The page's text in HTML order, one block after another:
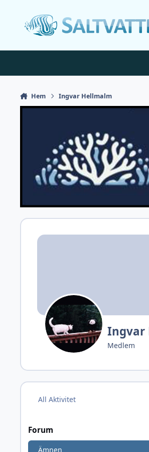
Hem Ingvar Hellmalm
Ingvar
Medlem
All Aktivitet
Forum
Ämnen